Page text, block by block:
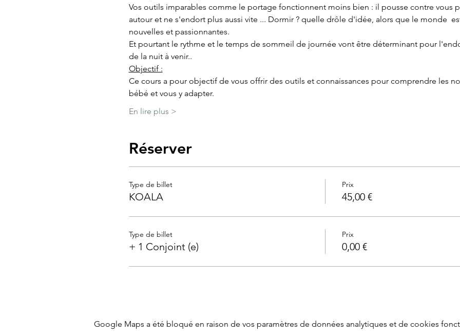
Vos outils imparables comme le portage fonctionnent moins bien : il pousse contre vous
autour et ne s'endort plus aussi vite ... Dormir ? quelle drôle d'idée, alors que le monde
nouvelles et passionnantes.
Et pourtant le rythme et le temps de sommeil de journée vont être déterminant pour
de la nuit à venir..
Objectif :
Ce cours a pour objectif de vous offrir des outils et connaissances pour comprendre les
bébé et vous y adapter.
En lire plus >
Réserver
Type de billet
KOALA
Prix
45,00 €
Type de billet
+ 1 Conjoint (e)
Prix
0,00 €
Google Maps a été bloqué en raison de vos paramètres de données analytiques et de cookies